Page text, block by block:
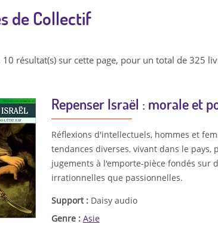
de Collectif
10 résultat(s) sur cette page, pour un total de 325
Repenser Israël : morale et
Réflexions d'intellectuels, hommes et
tendances diverses, vivant dans le pays,
jugements à l'emporte-pièce fondés sur
irrationnelles que passionnelles.
Support : Daisy audio
Genre : Asie